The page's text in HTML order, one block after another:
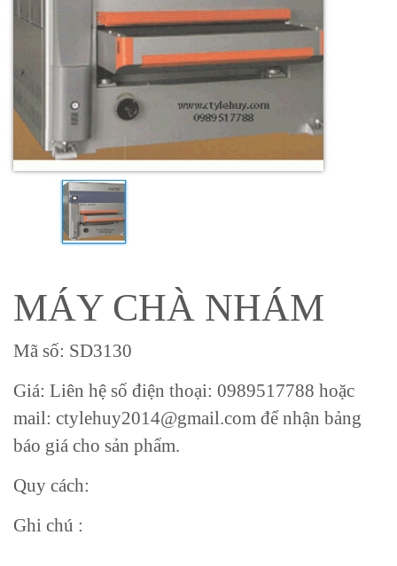
MÁY CHÀ NHÁM
Mã số: SD3130
Giá: Liên hệ số điện thoại: 0989517788 hoặc
mail: ctylehuy2014@gmail.com để nhận bảng
báo giá cho sản phẩm.
Quy cách:
Ghi chú :